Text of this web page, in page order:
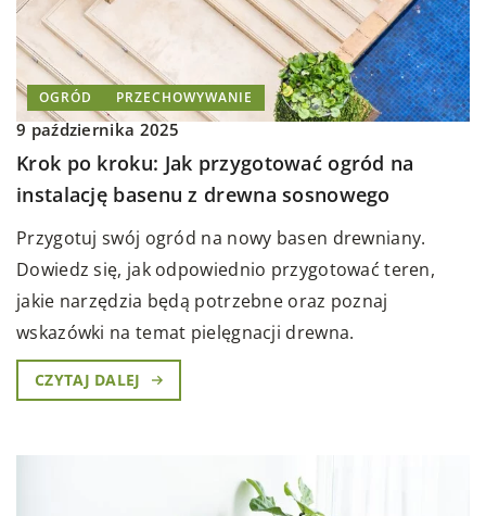
OGRÓD PRZECHOWYWANIE
9 października 2025
Krok po kroku: Jak przygotować ogród na
instalację basenu z drewna sosnowego
Przygotuj swój ogród na nowy basen drewniany.
Dowiedz się, jak odpowiednio przygotować teren,
jakie narzędzia będą potrzebne oraz poznaj
wskazówki na temat pielęgnacji drewna.
CZYTAJ DALEJ